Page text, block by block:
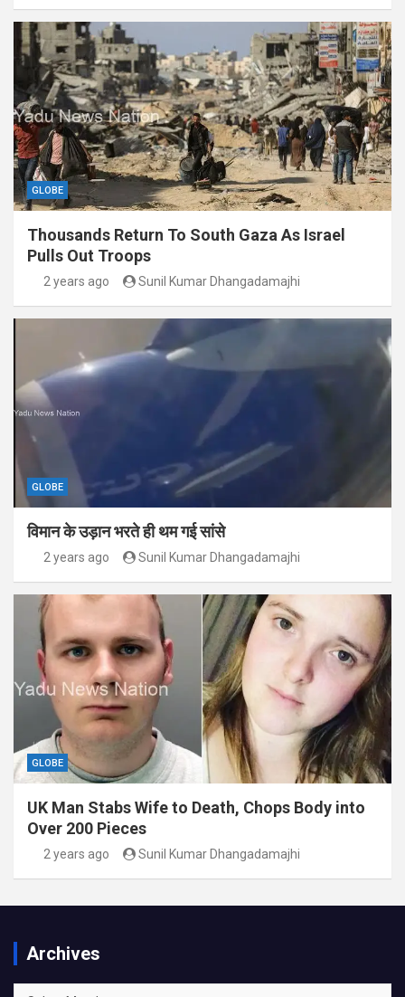
GLOBE
Thousands Return To South Gaza As Israel
Pulls Out Troops
2 years ago Sunil Kumar Dhangadamajhi
GLOBE
विमान के उड़ान भरते ही थम गई सांसे
2 years ago Sunil Kumar Dhangadamajhi
GLOBE
UK Man Stabs Wife to Death, Chops Body into
Over 200 Pieces
2 years ago Sunil Kumar Dhangadamajhi
Archives
Archives